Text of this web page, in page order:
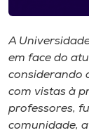
Unoesc
Store
A
em face do
considerando
com vistas à
professores,
comunidade,